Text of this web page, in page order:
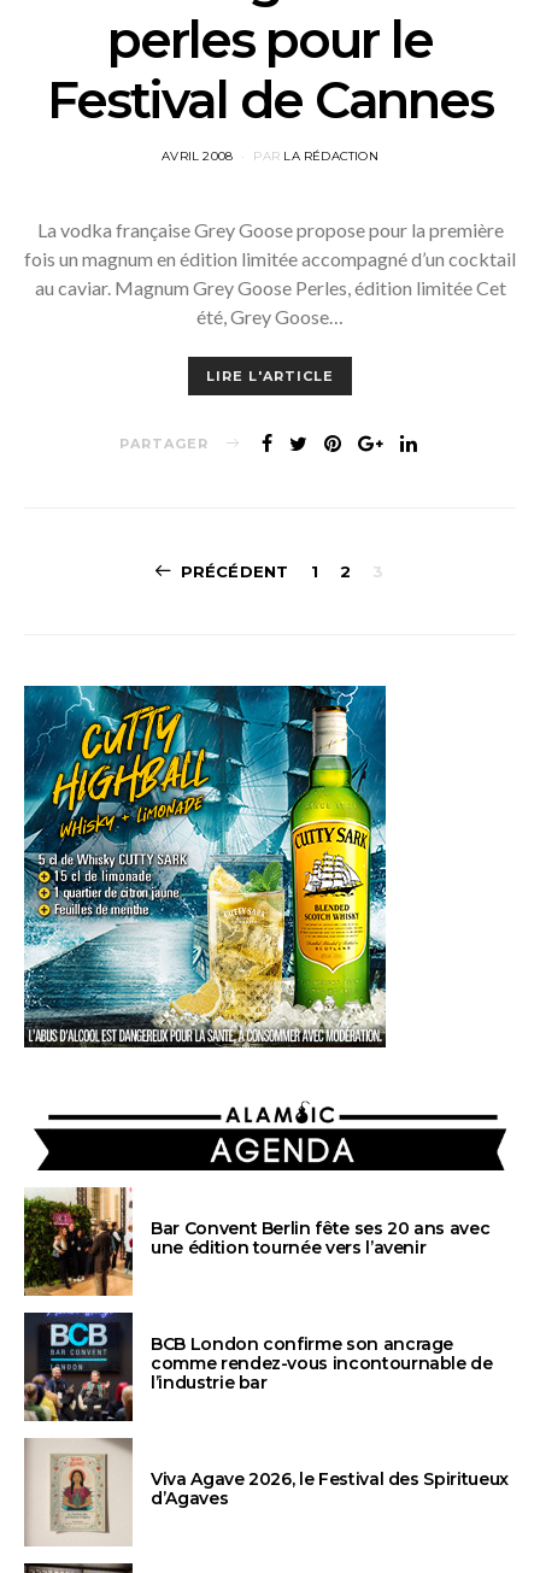
perles pour le
Festival de Cannes
POSTED
AVRIL 2008 PAR LA RÉDACTION
La vodka française Grey Goose propose pour la première
fois un magnum en édition limitée accompagné d’un cocktail
au caviar. Magnum Grey Goose Perles, édition limitée Cet
été, Grey Goose…
LIRE L'ARTICLE
PARTAGER
Navigation
PRÉCÉDENT 1 2 3
AGENDA
Bar Convent Berlin fête ses 20 ans avec
une édition tournée vers l’avenir
BCB London confirme son ancrage
comme rendez-vous incontournable de
l’industrie bar
Viva Agave 2026, le Festival des Spiritueux
d’Agaves